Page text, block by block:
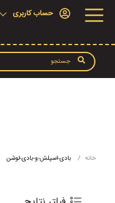
حساب کاربری
خانه بادی-اسپلش-و-بادی-لوشن